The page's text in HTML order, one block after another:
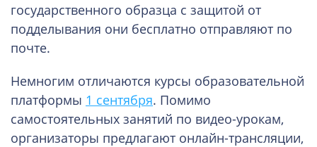
государственного образца с защитой от
подделывания они бесплатно отправляют по
почте.
Немногим отличаются курсы образовательной
платформы 1 сентября. Помимо
самостоятельных занятий по видео-урокам,
организаторы предлагают онлайн-трансляции,